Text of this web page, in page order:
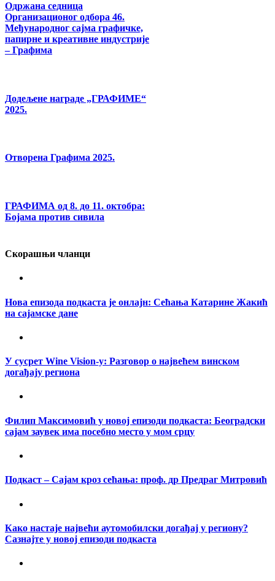
Одржана седница
Организационог одбора 46.
Међународног сајма графичке,
папирне и креативне индустрије
– Графима
Додељене награде „ГРАФИМЕ“
2025.
Отворена Графима 2025.
ГРАФИМА од 8. до 11. октобра:
Бојама против сивила
Скорашњи чланци
Нова епизода подкаста је онлајн: Сећања Катарине Жакић
на сајамске дане
У сусрет Wine Vision-у: Разговор о највећем винском
догађају региона
Филип Максимовић у новој епизоди подкаста: Београдски
сајам заувек има посебно место у мом срцу
Подкаст – Сајам кроз сећања: проф. др Предраг Митровић
Како настаје највећи аутомобилски догађај у региону?
Сазнајте у новој епизоди подкаста